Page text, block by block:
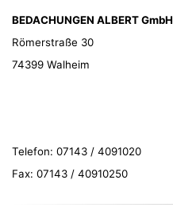
BEDACHUNGEN ALBERTGmbH
Römerstraße 30
74399 Walheim
Telefon: 07143 / 4091020
Fax: 07143 / 40910250